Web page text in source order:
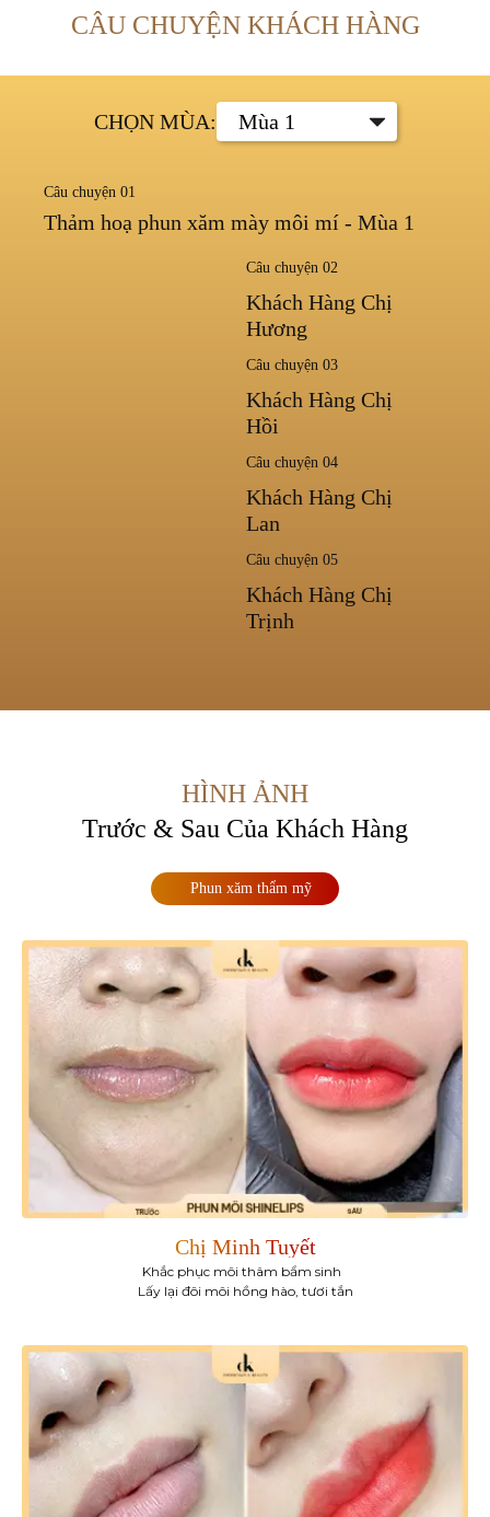
CÂU CHUYỆN KHÁCH HÀNG
CHỌN MÙA:
Câu chuyện 01
Thảm hoạ phun xăm mày môi mí - Mùa 1
Câu chuyện 02
Khách Hàng Chị
Hương
Câu chuyện 03
Khách Hàng Chị
Hồi
Câu chuyện 04
Khách Hàng Chị
Lan
Câu chuyện 05
Khách Hàng Chị
Trịnh
HÌNH ẢNH
Trước & Sau Của Khách Hàng
Phun xăm thẩm mỹ
Chị Minh Tuyết
Khắc phục môi thâm bẩm sinh
Lấy lại đôi môi hồng hào, tươi tắn